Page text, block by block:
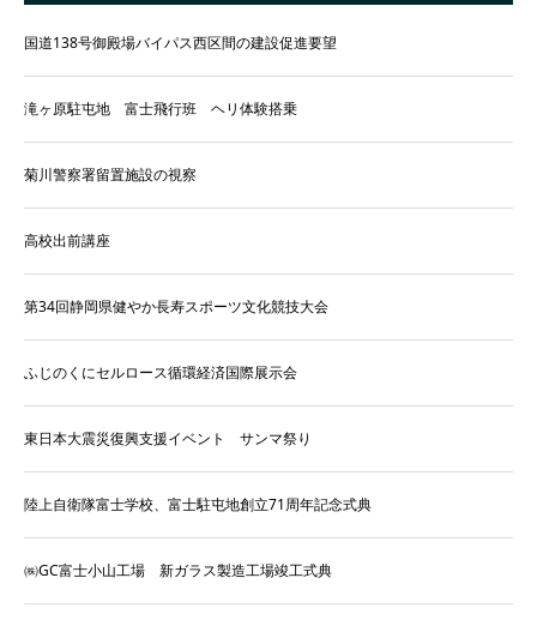
国道138号御殿場バイパス西区間の建設促進要望
滝ヶ原駐屯地 富士飛行班 ヘリ体験搭乗
菊川警察署留置施設の視察
高校出前講座
第34回静岡県健やか長寿スポーツ文化競技大会
ふじのくにセルロース循環経済国際展示会
東日本大震災復興支援イベント サンマ祭り
陸上自衛隊富士学校、富士駐屯地創立71周年記念式典
㈱GC富士小山工場 新ガラス製造工場竣工式典